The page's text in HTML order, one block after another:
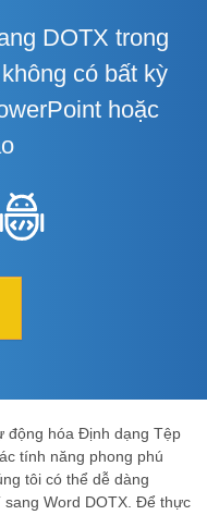
DOTX trong
có bất kỳ
hoặc
động hóa Định dạng Tệp
tính năng phong phú
tôi có thể dễ dàng
sang Word DOTX. Để thực